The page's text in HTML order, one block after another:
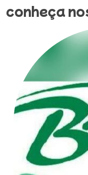
conheça